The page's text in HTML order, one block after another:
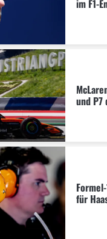
im F1-
und P7
für